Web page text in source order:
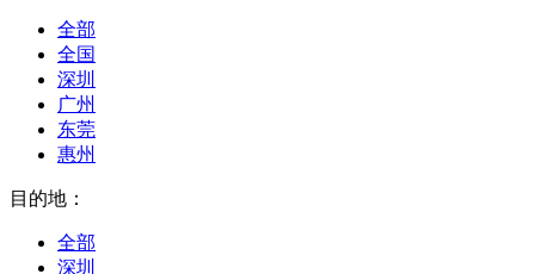
全部
全国
深圳
广州
东莞
惠州
目的地：
全部
深圳